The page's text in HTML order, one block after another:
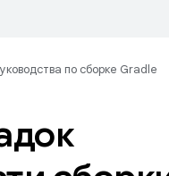
по сборке Gradle